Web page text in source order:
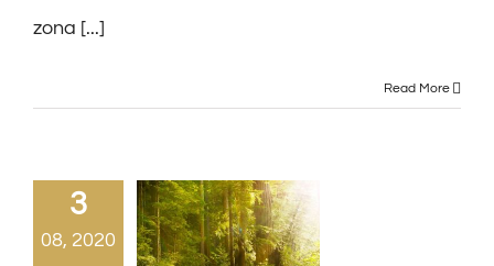
zona [...]
Read More
3
08, 2020